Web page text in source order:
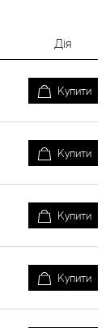
Дія
Купити
Купити
Купити
Купити